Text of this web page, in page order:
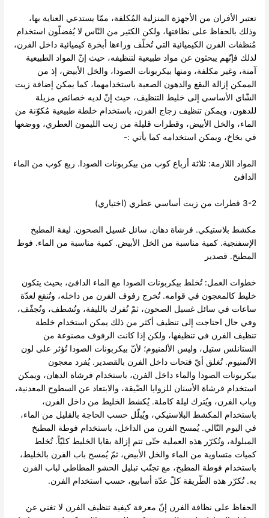
تعتبر الأفران من الأجهزة المنزلية المُكلفة، ممّا يستدعي العناية بها،
وذلك بالحفاظ على نظافتها، ولكن الكثير من النّاس لا يُفضلّون استخدام
مُنظفات الفرن الكيميائية التي تُخلّف وراءها أبخرة كيميائية داخل الفرن،
لذلك فإنّهم يبحثون عن مواد طبيعية لتنظيفه، حيث إنّ المواد الطبيعية
آمنة، وغير مكلفة، ومنها بيكربونات الصودا، والخل الأبيض، إذ من
الممكن إزالة البقع والدهون الصعبة باستخدامهما، كما يمكن إضافة زيت
الشّاي الأساسي إلى خليط التنظيف، حيث إنّ لديه خصائص مزيلة
للدهون، ويمكن تنظيف زجاج الفرن، باستخدام خلطة طبيعية مُكوّنة من
الماء، والخل الأبيض، وقطرات قليلة من زيت الليمون العطري، ووضعها
في بخاخ، ويمكن استخدامه كما يأتي :-
المواد اللازمة: ثلاثة أرباع كوب من بيكربونات الصودا. ربع كوب من الماء
الدافئ
3-2 قطرات من زيت أساسي عطري (اختياري)
مكشط بلاستيكي. فرشاة دهان. سائل غسيل الصحون. ليفة المطبخ
الإسفنجية. كمية مناسبة من الخل الأبيض. كمية مناسبة من الماء. فوط
المطبخ. قصدير
خطوات العمل: تُخلط بيكربونات الصودا مع الماء الدافئ، بحيث يتكون
خليط كالمعجون في قوامه. تُخرج رفوف الفرن من داخله، وتُنقع لعدّة
ساعات في سائل غسيل الصحون، ثمّ تُفرك بالليفة، وتُشطف، وتُجفّف،
وفي حال احتاجت إلى تنظيف أكثر من ذلك يمكن استخدام خلطة
تنظيف الفرن في تنظيفها، ولكن إذا كانت الرفوف مصنوعة من
الستانلس ستيل، وليس الألمنيوم؛ لأنّ بيكربونات الصودا تُؤثر على لون
الألمنيوم. تُغلق أيّ فتحات داخل الفرن بالقصدير. يُفرد معجون
بيكربونات الصودا والماء داخل الفرن، باستخدام فرشاة الدهان، ويمكن
استخدام فرشاة الأسنان للزوايا الضّيقة، والابتعاد عن السطوح المعدنية،
وباب الفرن، ويُترك ليلة كاملة. يُكشط الخليط من داخل الفرن،
باستخدام المكشط البلاستيكي، ويُبلّل حسب الحاجة بالقليل من الماء،
في اليوم التّالي. يُمسح الفرن من الداخل، باستخدام فوطة المطبخ
المبلولة، وتُكرّر هذه العملية حتّى تتم إزالة بقايا الخليط كليّاً. تُخلط
كميات متساوية من الماء والخل الأبيض، ثمّ يُمسح باب الفرن بالخليط،
باستخدام فوطة المطبخ، مع تجنّب تبليل الحشو المطاطي لباب الفرن
به. تُكرّر هذه الطّريقة كلّ عدّة أسابيع، حسب استخدام الفرن.
الحفاظ على نظافة الفرن إنّ معرفة كيفية تنظيف الفرن لا تغني عن